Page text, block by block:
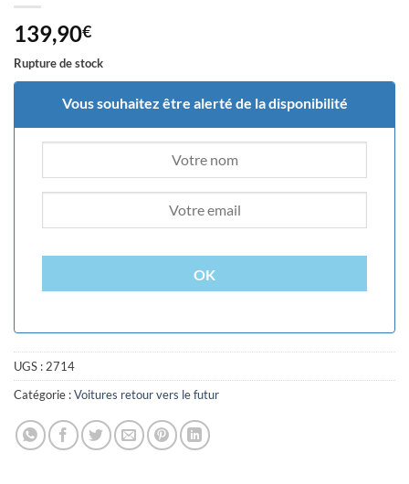
139,90€
Rupture de stock
Vous souhaitez être alerté de la disponibilité
OK
UGS : 2714
Catégorie :Voitures retour vers le futur